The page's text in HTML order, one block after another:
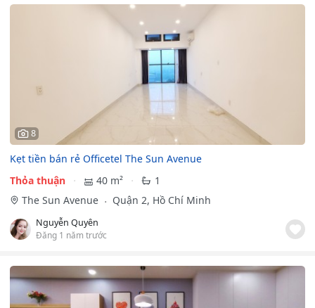
8
Kẹt tiền bán rẻ Officetel The Sun Avenue
Thỏa thuận
40 m²
1
The Sun Avenue
Quận 2, Hồ Chí Minh
Nguyễn Quyên
Đăng 1 năm trước